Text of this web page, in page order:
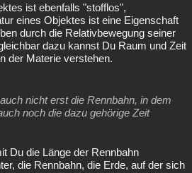
ist ebenfalls "stofflos",
eines Objektes ist eine Eigenschaft
durch die Relativbewegung seiner
dazu kannst Du Raum und Zeit
der Materie verstehen.
nicht erst die Rennbahn, in dem
noch die dazu gehörige Zeit
Du die Länge der Rennbahn
die Rennbahn, die Erde, auf der sich